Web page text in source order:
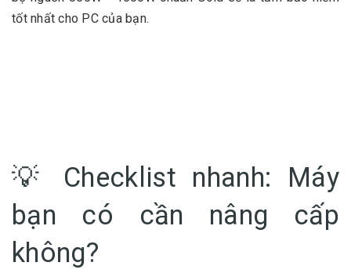
tốt nhất cho PC của bạn.
💡 Checklist nhanh: Máy
bạn có cần nâng cấp
không?